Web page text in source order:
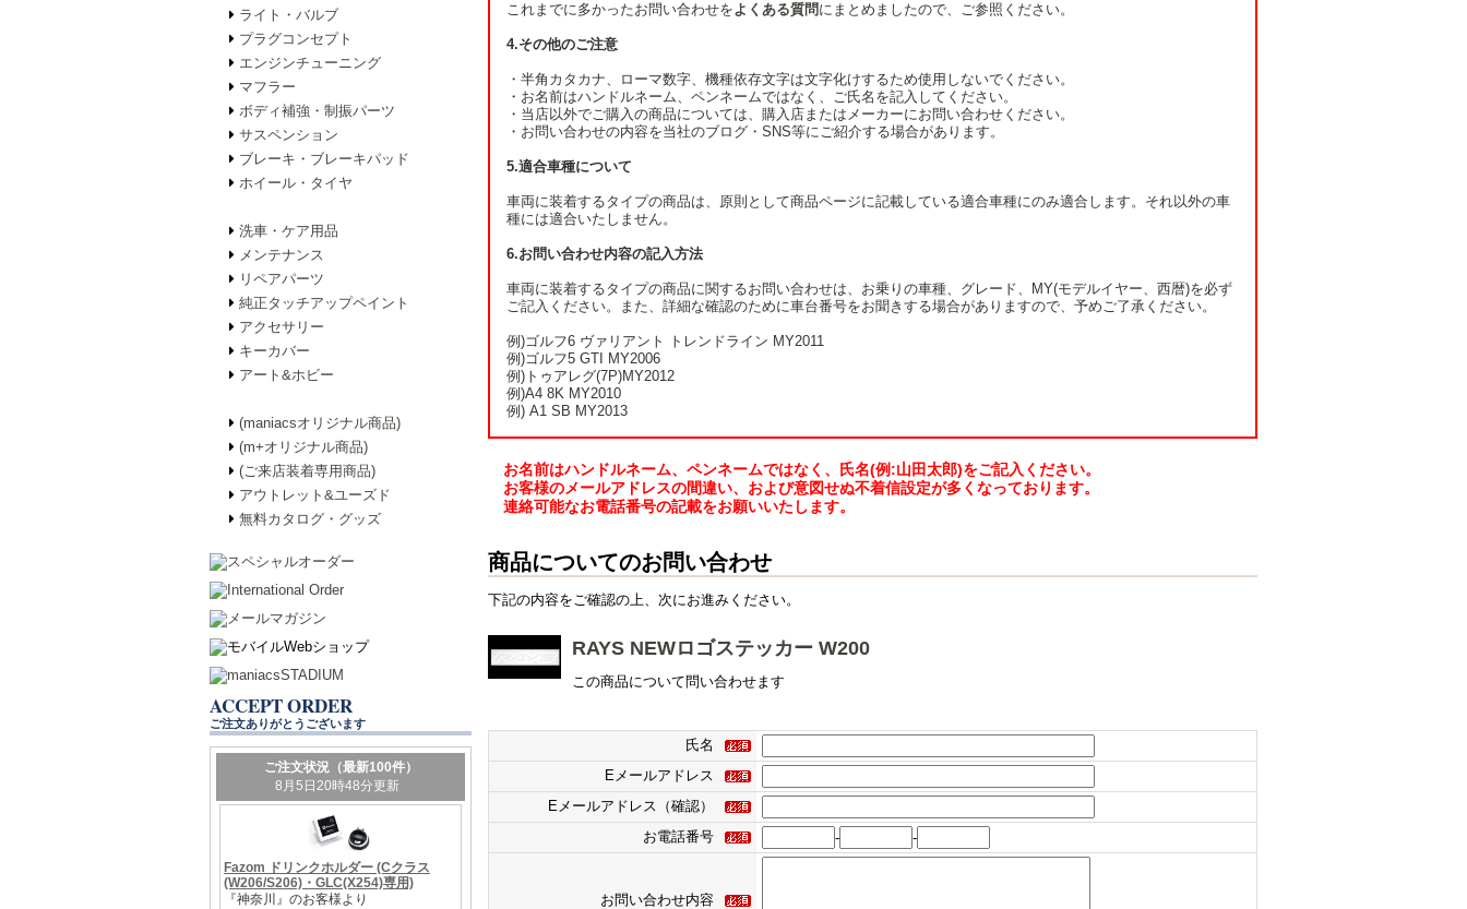
ライト・バルブ
プラグコンセプト
エンジンチューニング
マフラー
ボディ補強・制振パーツ
サスペンション
ブレーキ・ブレーキパッド
ホイール・タイヤ
洗車・ケア用品
メンテナンス
リペアパーツ
純正タッチアップペイント
アクセサリー
キーカバー
アート&ホビー
(maniacsオリジナル商品)
(m+オリジナル商品)
(ご来店装着専用商品)
アウトレット&ユーズド
無料カタログ・グッズ
ACCEPT ORDER
ご注文ありがとうございます
これまでに多かったお問い合わせをよくある質問にまとめましたので、ご参照ください。
4.その他のご注意
・半角カタカナ、ローマ数字、機種依存文字は文字化けするため使用しないでください。
・お名前はハンドルネーム、ペンネームではなく、ご氏名を記入してください。
・当店以外でご購入の商品については、購入店またはメーカーにお問い合わせください。
・お問い合わせの内容を当社のブログ・SNS等にご紹介する場合があります。
5.適合車種について
車両に装着するタイプの商品は、原則として商品ページに記載している適合車種にのみ適合します。それ以外の車
種には適合いたしません。
6.お問い合わせ内容の記入方法
車両に装着するタイプの商品に関するお問い合わせは、お乗りの車種、グレード、MY(モデルイヤー、西暦)を必ず
ご記入ください。また、詳細な確認のために車台番号をお聞きする場合がありますので、予めご了承ください。
例)ゴルフ6 ヴァリアント トレンドライン MY2011
例)ゴルフ5 GTI MY2006
例)トゥアレグ(7P)MY2012
例)A4 8K MY2010
例) A1 SB MY2013
お名前はハンドルネーム、ペンネームではなく、氏名(例:山田太郎)をご記入ください。
お客様のメールアドレスの間違い、および意図せぬ不着信設定が多くなっております。
連絡可能なお電話番号の記載をお願いいたします。
商品についてのお問い合わせ
下記の内容をご確認の上、次にお進みください。
RAYS NEWロゴステッカー W200
この商品について問い合わせます
氏名
Eメールアドレス
Eメールアドレス（確認）
お電話番号
- -
お問い合わせ内容